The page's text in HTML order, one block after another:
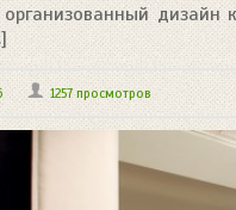
дизайн
1257 просмотров